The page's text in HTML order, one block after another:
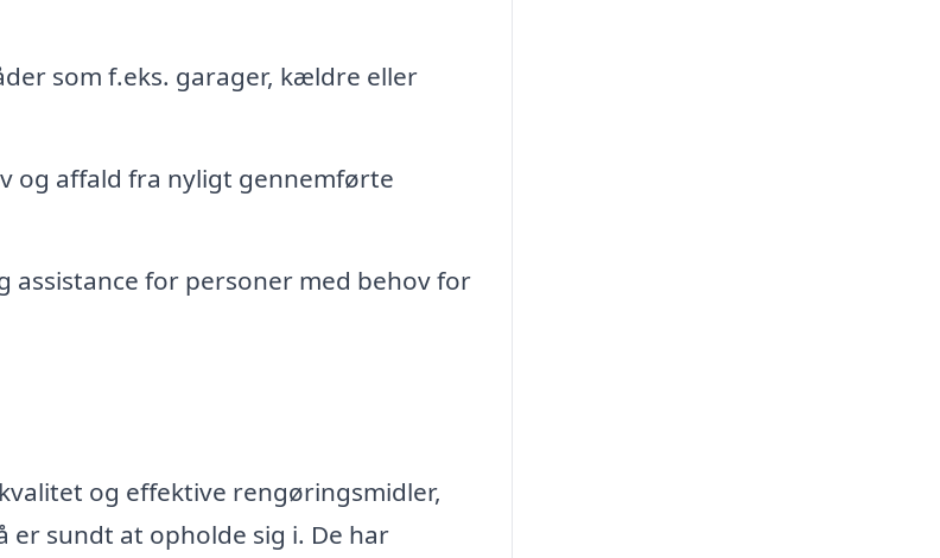
som f.eks. garager, kældre eller
og affald fra nyligt gennemførte
assistance for personer med behov for
og effektive rengøringsmidler,
er sundt at opholde sig i. De har